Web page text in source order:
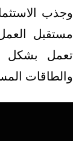
وجذب
مستقبل
تعمل بشكل
والطاقات